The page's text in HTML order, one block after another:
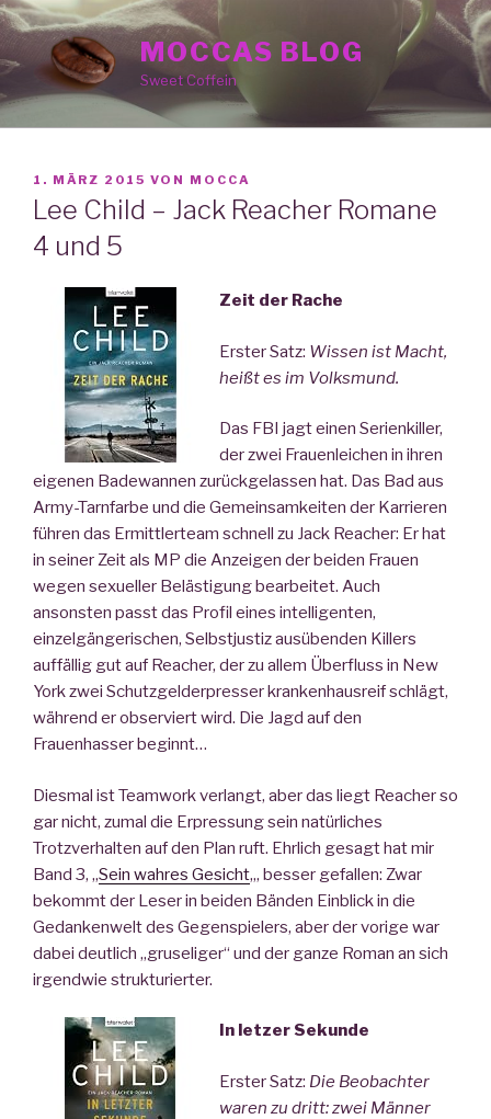
Zum
Inhalt
springen
MOCCAS BLOG
Sweet Coffein
VERÖFFENTLICHT
AM
1. MÄRZ 2015 VON MOCCA
Lee Child – Jack Reacher Romane
4 und 5
Zeit der Rache
Erster Satz: Wissen ist Macht,
heißt es im Volksmund.
Das FBI jagt einen Serienkiller,
der zwei Frauenleichen in ihren
eigenen Badewannen zurückgelassen hat. Das Bad aus
Army-Tarnfarbe und die Gemeinsamkeiten der Karrieren
führen das Ermittlerteam schnell zu Jack Reacher: Er hat
in seiner Zeit als MP die Anzeigen der beiden Frauen
wegen sexueller Belästigung bearbeitet. Auch
ansonsten passt das Profil eines intelligenten,
einzelgängerischen, Selbstjustiz ausübenden Killers
auffällig gut auf Reacher, der zu allem Überfluss in New
York zwei Schutzgelderpresser krankenhausreif schlägt,
während er observiert wird. Die Jagd auf den
Frauenhasser beginnt…
Diesmal ist Teamwork verlangt, aber das liegt Reacher so
gar nicht, zumal die Erpressung sein natürliches
Trotzverhalten auf den Plan ruft. Ehrlich gesagt hat mir
Band 3, „Sein wahres Gesicht„, besser gefallen: Zwar
bekommt der Leser in beiden Bänden Einblick in die
Gedankenwelt des Gegenspielers, aber der vorige war
dabei deutlich „gruseliger“ und der ganze Roman an sich
irgendwie strukturierter.
In letzer Sekunde
Erster Satz: Die Beobachter
waren zu dritt: zwei Männer